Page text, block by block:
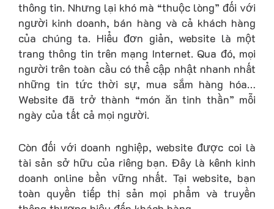
thông tin. Nhưng lại khó mà “thuộc lòng” đối với
người kinh doanh, bán hàng và cả khách hàng
của chúng ta. Hiểu đơn giản, website là một
trang thông tin trên mạng Internet. Qua đó, mọi
người trên toàn cầu có thể cập nhật nhanh nhất
những tin tức thời sự, mua sắm hàng hóa…
Website đã trở thành “món ăn tinh thần” mỗi
ngày của tất cả mọi người.
Còn đối với doanh nghiệp, website được coi là
tài sản sở hữu của riêng bạn. Đây là kênh kinh
doanh online bền vững nhất. Tại website, bạn
toàn quyền tiếp thị sản mọi phẩm và truyền